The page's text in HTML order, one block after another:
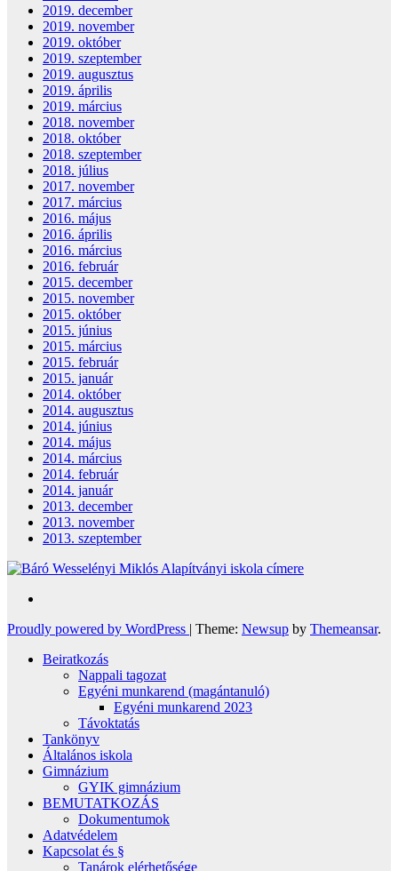
2019. december
2019. november
2019. október
2019. szeptember
2019. augusztus
2019. április
2019. március
2018. november
2018. október
2018. szeptember
2018. július
2017. november
2017. március
2016. május
2016. április
2016. március
2016. február
2015. december
2015. november
2015. október
2015. június
2015. március
2015. február
2015. január
2014. október
2014. augusztus
2014. június
2014. május
2014. március
2014. február
2014. január
2013. december
2013. november
2013. szeptember
Proudly powered by WordPress | Theme: Newsup by Themeansar.
Beiratkozás
Nappali tagozat
Egyéni munkarend (magántanuló)
Egyéni munkarend 2023
Távoktatás
Tankönyv
Általános iskola
Gimnázium
GYIK gimnázium
BEMUTATKOZÁS
Dokumentumok
Adatvédelem
Kapcsolat és §
Tanárok elérhetősége